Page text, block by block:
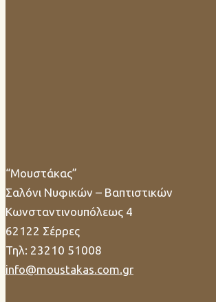
“Μουστάκας”
Σαλόνι Νυφικών – Βαπτιστικών
Κωνσταντινουπόλεως 4
62122 Σέρρες
Τηλ: 23210 51008
info@moustakas.com.gr